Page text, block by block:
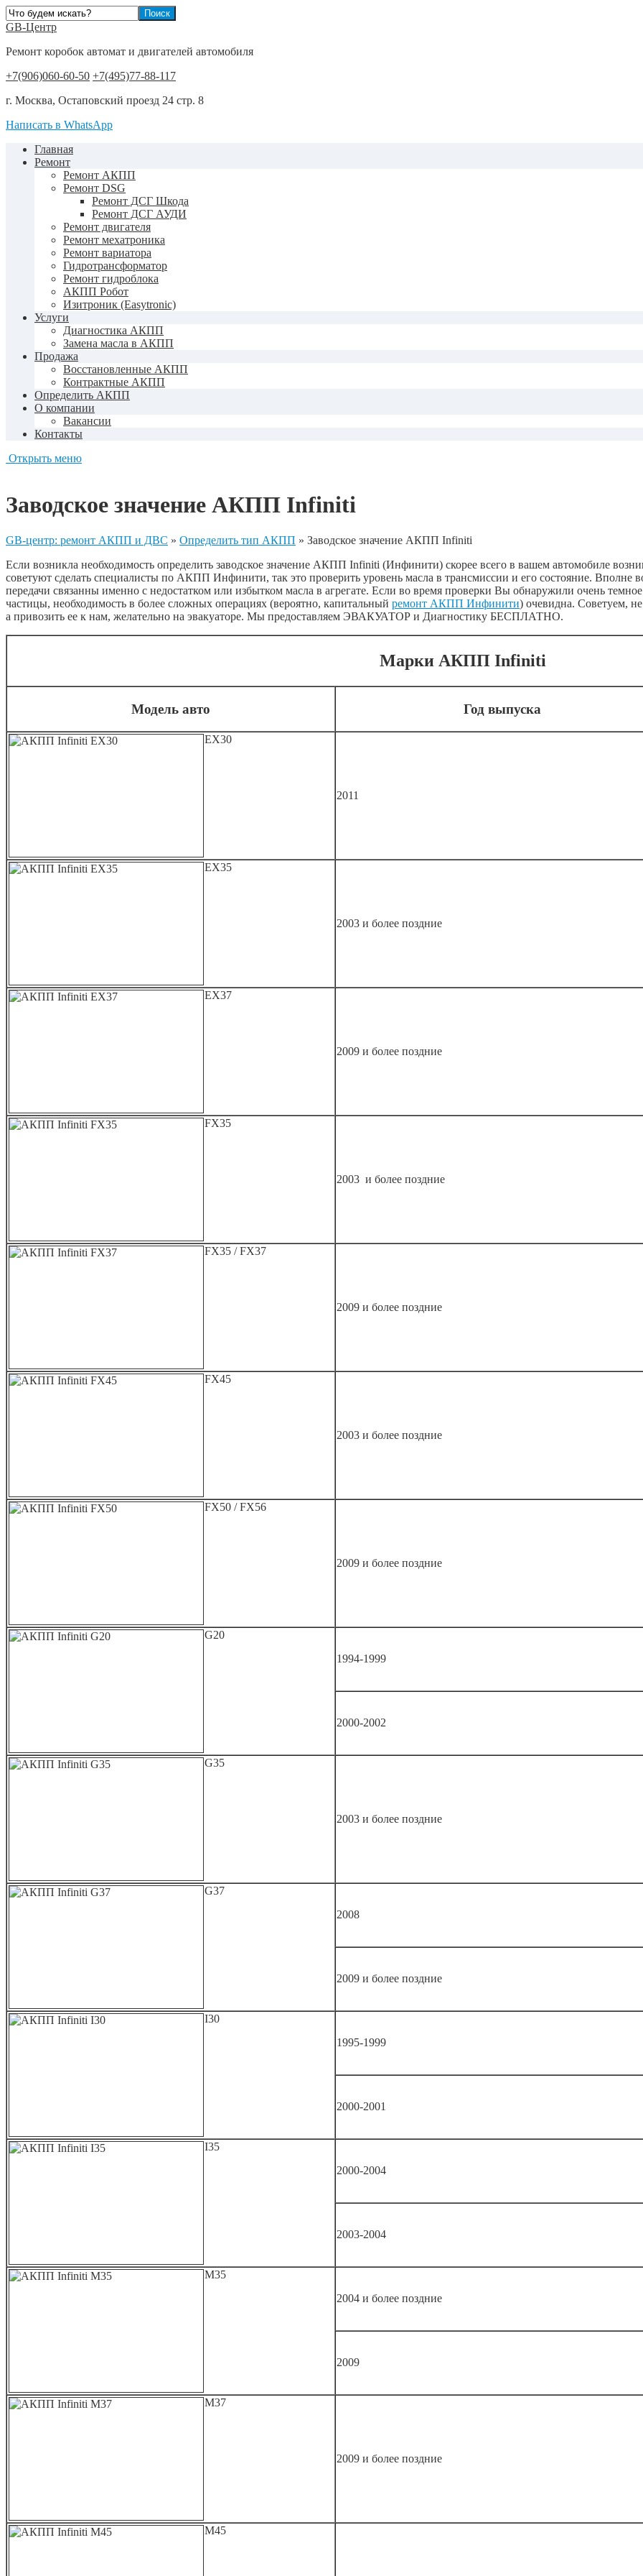
GB-Центр
Ремонт коробок автомат и двигателей автомобиля
+7(906)060-60-50 +7(495)77-88-117
г. Москва, Остаповский проезд 24 стр. 8
Написать в WhatsApp
Главная
Ремонт
Ремонт АКПП
Ремонт DSG
Ремонт ДСГ Шкода
Ремонт ДСГ АУДИ
Ремонт двигателя
Ремонт мехатроника
Ремонт вариатора
Гидротрансформатор
Ремонт гидроблока
АКПП Робот
Изитроник (Easytronic)
Услуги
Диагностика АКПП
Замена масла в АКПП
Продажа
Восстановленные АКПП
Контрактные АКПП
Определить АКПП
О компании
Вакансии
Контакты
Открыть меню
Заводское значение АКПП Infiniti
GB-центр: ремонт АКПП и ДВС » Определить тип АКПП » Заводское значение АКПП Infiniti
Если возникла необходимость определить заводское значение АКПП Infiniti (Инфинити) скорее всего в вашем автомобиле
советуют сделать специалисты по АКПП Инфинити, так это проверить уровень масла в трансмиссии и его состояние. Вполне
передачи связанны именно с недостатком или избытком масла в агрегате. Если во время проверки Вы обнаружили очень
частицы, необходимость в более сложных операциях (вероятно, капитальный ремонт АКПП Инфинити) очевидна. Советуем,
а привозить ее к нам, желательно на эвакуаторе. Мы предоставляем ЭВАКУАТОР и Диагностику БЕСПЛАТНО.
Марки АКПП Infiniti
Модель авто Год выпуска
EX30
2011
EX35
2003 и более поздние
EX37
2009 и более поздние
FX35
2003 и более поздние
FX35 / FX37
2009 и более поздние
FX45
2003 и более поздние
FX50 / FX56
2009 и более поздние
G20
1994-1999
2000-2002
G35
2003 и более поздние
G37
2008
2009 и более поздние
I30
1995-1999
2000-2001
I35
2000-2004
2003-2004
M35
2004 и более поздние
2009
M37
2009 и более поздние
M45